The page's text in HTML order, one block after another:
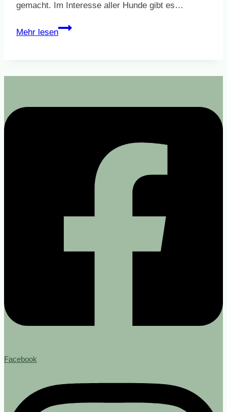
gemacht. Im Interesse aller Hunde gibt es…
Mehr lesen
Impfpass
Facebook